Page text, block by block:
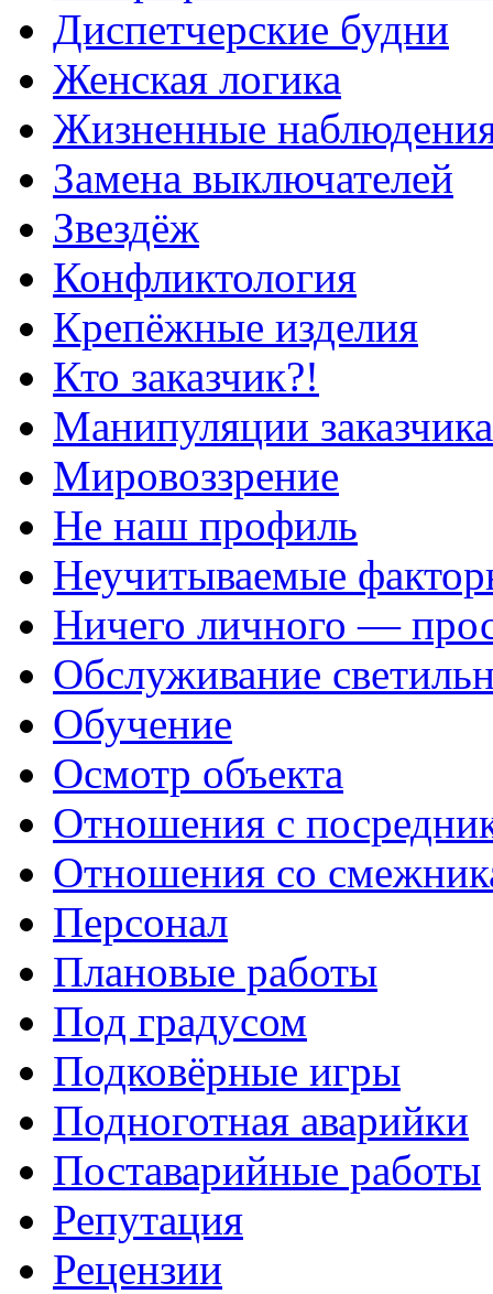
Диспетчерские будни
Женская логика
Жизненные
Замена выключателей
Звездёж
Конфликтология
Крепёжные изделия
Кто заказчик?!
Манипуляции заказчика
Мировоззрение
Не наш профиль
Неучитываемые
Ничего личного —
Обслуживание
Обучение
Осмотр объекта
Отношения с
Отношения со
Персонал
Плановые работы
Под градусом
Подковёрные игры
Подноготная аварийки
Поставарийные работы
Репутация
Рецензии